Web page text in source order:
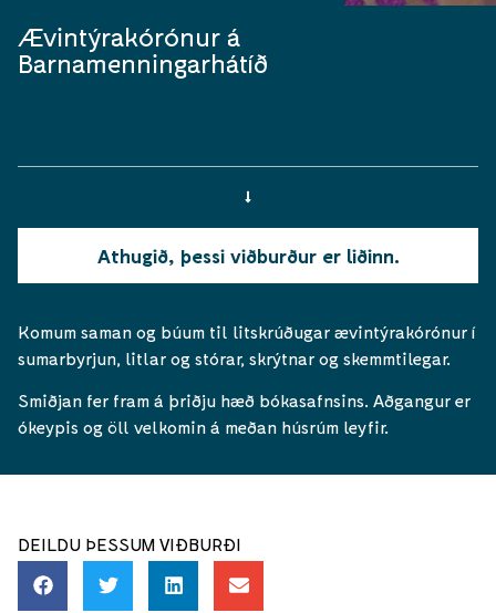
Ævintýrakórónur á
Barnamenningarhátíð
Athugið, þessi viðburður er liðinn.
Komum saman og búum til litskrúðugar ævintýrakórónur í
sumarbyrjun, litlar og stórar, skrýtnar og skemmtilegar.
Smiðjan fer fram á þriðju hæð bókasafnsins. Aðgangur er
ókeypis og öll velkomin á meðan húsrúm leyfir.
DEILDU ÞESSUM VIÐBURÐI